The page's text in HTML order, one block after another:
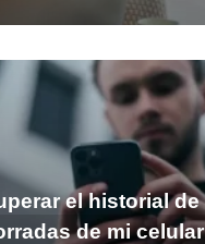
el historial de
de mi celular